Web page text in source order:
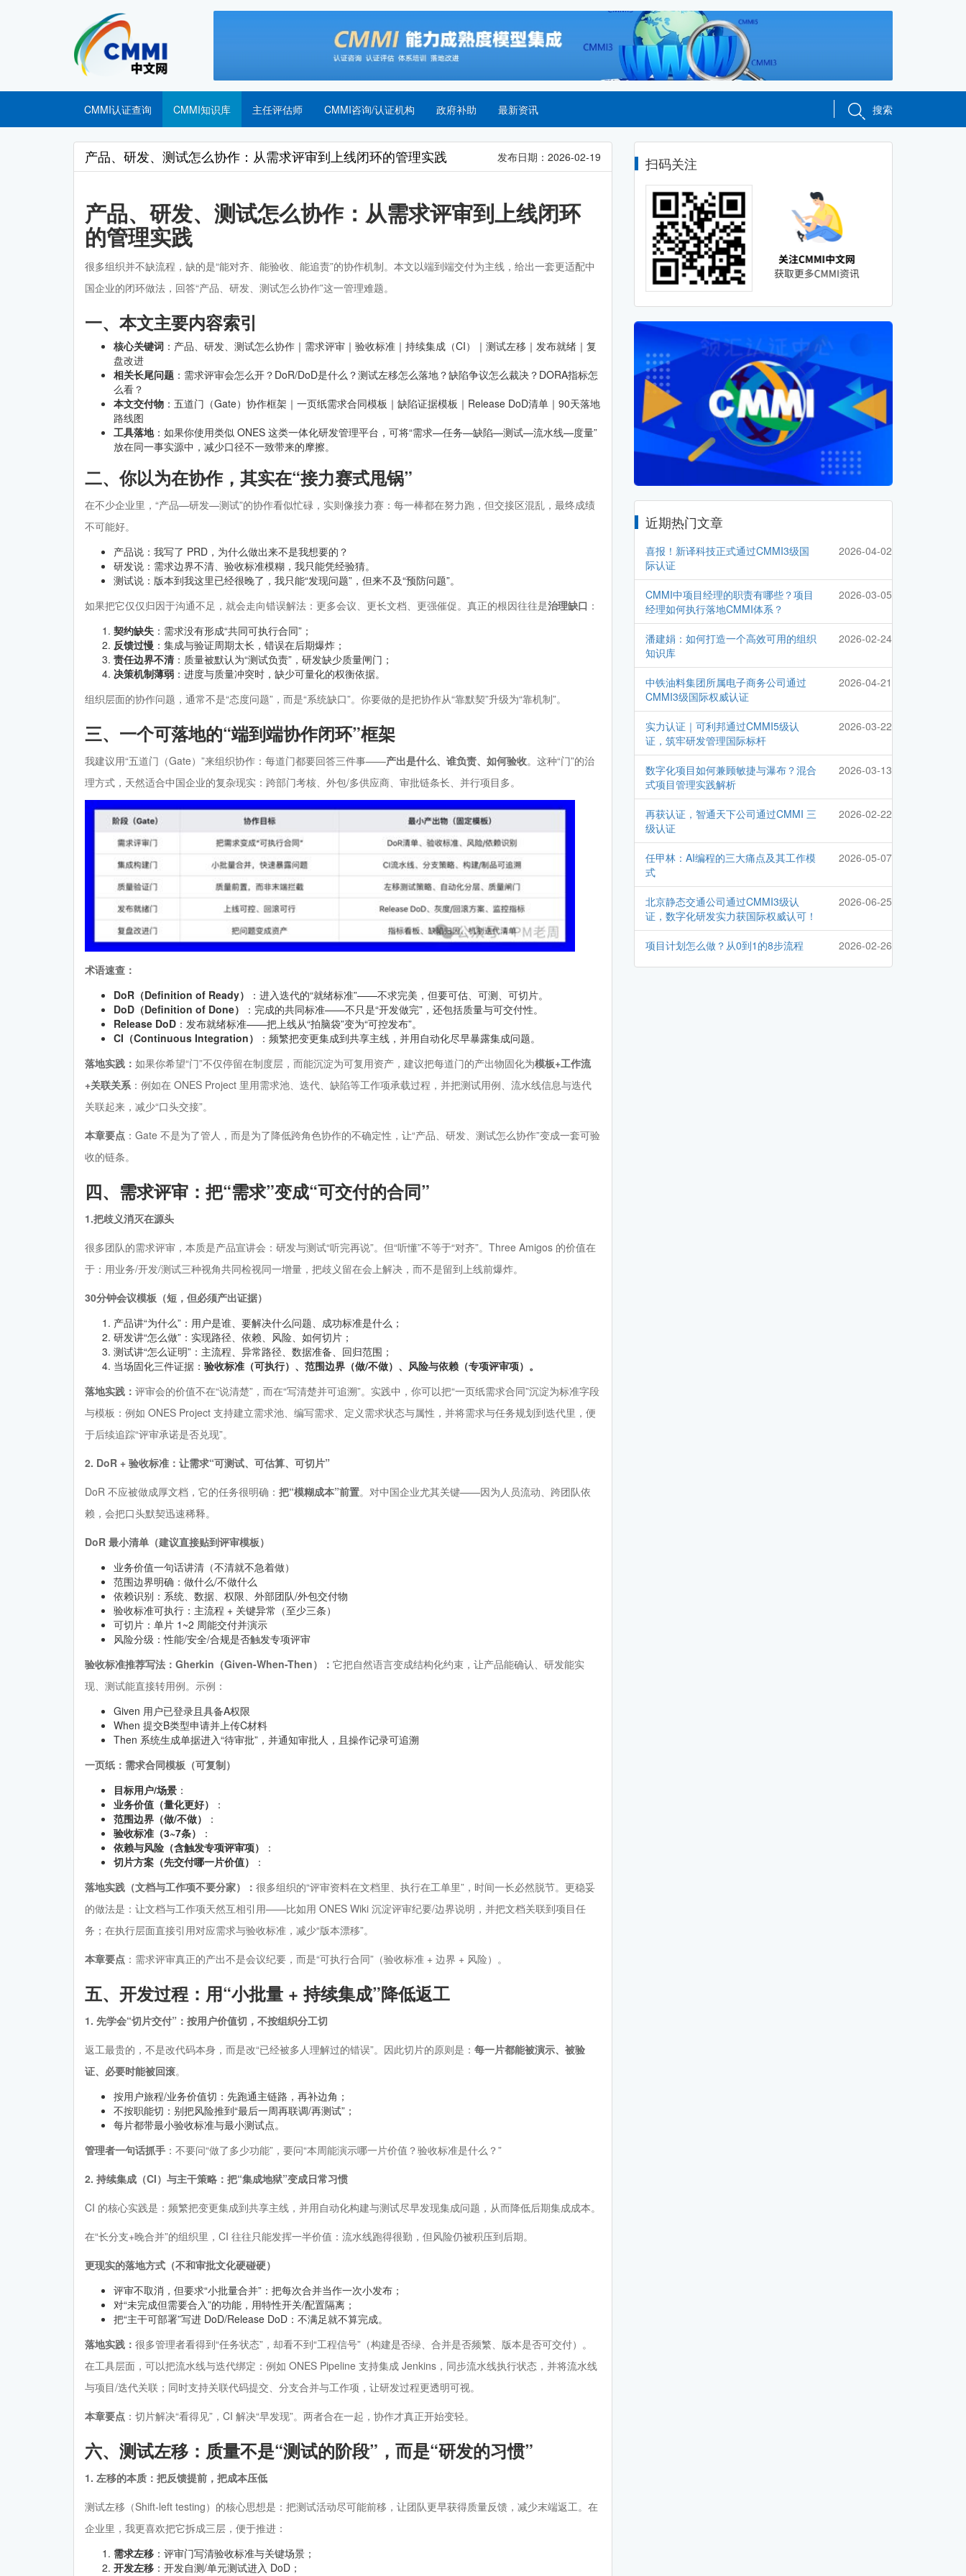
CMMI中文网
CMMI认证查询 CMMI知识库 主任评估师 CMMI咨询/认证机构 政府补助 最新资讯 搜索
产品、研发、测试怎么协作：从需求评审到上线闭环的管理实践 发布日期：2026-02-19
产品、研发、测试怎么协作：从需求评审到上线闭环
的管理实践
很多组织并不缺流程，缺的是“能对齐、能验收、能追责”的协作机制。本文以端到端交付为主线，给出一套更适配中
国企业的闭环做法，回答“产品、研发、测试怎么协作”这一管理难题。
一、本文主要内容索引
核心关键词 ：产品、研发、测试怎么协作｜需求评审｜验收标准｜持续集成（CI）｜测试左移｜发布就绪｜复
盘改进
相关长尾问题 ：需求评审会怎么开？DoR/DoD是什么？测试左移怎么落地？缺陷争议怎么裁决？DORA指标怎
么看？
本文交付物 ：五道门（Gate）协作框架｜一页纸需求合同模板｜缺陷证据模板｜Release DoD清单｜90天落地
路线图
工具落地：如果你使用类似 ONES 这类一体化研发管理平台，可将“需求—任务—缺陷—测试—流水线—度量”
放在同一事实源中，减少口径不一致带来的摩擦。
二、你以为在协作，其实在“接力赛式甩锅”
在不少企业里，“产品—研发—测试”的协作看似忙碌，实则像接力赛：每一棒都在努力跑，但交接区混乱，最终成绩
不可能好。
产品说：我写了 PRD，为什么做出来不是我想要的？
研发说：需求边界不清、验收标准模糊，我只能凭经验猜。
测试说：版本到我这里已经很晚了，我只能“发现问题”，但来不及“预防问题”。
如果把它仅仅归因于沟通不足，就会走向错误解法：更多会议、更长文档、更强催促。真正的根因往往是治理缺口 ：
契约缺失 ：需求没有形成“共同可执行合同”；
反馈过慢 ：集成与验证周期太长，错误在后期爆炸；
责任边界不清 ：质量被默认为“测试负责”，研发缺少质量闸门；
决策机制薄弱 ：进度与质量冲突时，缺少可量化的权衡依据。
组织层面的协作问题，通常不是“态度问题”，而是“系统缺口”。你要做的是把协作从“靠默契”升级为“靠机制”。
三、一个可落地的“端到端协作闭环”框架
我建议用“五道门（Gate）”来组织协作：每道门都要回答三件事——产出是什么、谁负责、如何验收。这种“门”的治
理方式，天然适合中国企业的复杂现实：跨部门考核、外包/多供应商、审批链条长、并行项目多。
术语速查：
DoR（Definition of Ready）
：进入迭代的“就绪标准”——不求完美，但要可估、可测、可切片。
DoD（Definition of Done）
：完成的共同标准——不只是“开发做完”，还包括质量与可交付性。
Release DoD ：发布就绪标准——把上线从“拍脑袋”变为“可控发布”。
CI（Continuous Integration）
：频繁把变更集成到共享主线，并用自动化尽早暴露集成问题。
落地实践： 如果你希望“门”不仅停留在制度层，而能沉淀为可复用资产，建议把每道门的产出物固化为模板+工作流
+关联关系 ：例如在 ONES Project 里用需求池、迭代、缺陷等工作项承载过程，并把测试用例、流水线信息与迭代
关联起来，减少“口头交接”。
本章要点 ：Gate 不是为了管人，而是为了降低跨角色协作的不确定性，让“产品、研发、测试怎么协作”变成一套可验
收的链条。
四、需求评审：把“需求”变成“可交付的合同”
1.把歧义消灭在源头
很多团队的需求评审，本质是产品宣讲会：研发与测试“听完再说”。但“听懂”不等于“对齐”。Three Amigos 的价值在
于：用业务/开发/测试三种视角共同检视同一增量，把歧义留在会上解决，而不是留到上线前爆炸。
30分钟会议模板（短，但必须产出证据）
产品讲“为什么”：用户是谁、要解决什么问题、成功标准是什么；
研发讲“怎么做”：实现路径、依赖、风险、如何切片；
测试讲“怎么证明”：主流程、异常路径、数据准备、回归范围；
当场固化三件证据： 验收标准（可执行）、范围边界（做/不做）、风险与依赖（专项评审项）。
落地实践： 评审会的价值不在“说清楚”，而在“写清楚并可追溯”。实践中，你可以把“一页纸需求合同”沉淀为标准字段
与模板：例如 ONES Project 支持建立需求池、编写需求、定义需求状态与属性，并将需求与任务规划到迭代里，便
于后续追踪“评审承诺是否兑现”。
2. DoR + 验收标准：让需求“可测试、可估算、可切片”
DoR 不应被做成厚文档，它的任务很明确： 把“模糊成本”前置。对中国企业尤其关键——因为人员流动、跨团队依
赖，会把口头默契迅速稀释。
DoR 最小清单（建议直接贴到评审模板）
业务价值一句话讲清（不清就不急着做）
范围边界明确：做什么/不做什么
依赖识别：系统、数据、权限、外部团队/外包交付物
验收标准可执行：主流程 + 关键异常（至少三条）
可切片：单片 1~2 周能交付并演示
风险分级：性能/安全/合规是否触发专项评审
验收标准推荐写法：Gherkin（Given-When-Then）： 它把自然语言变成结构化约束，让产品能确认、研发能实
现、测试能直接转用例。示例：
Given 用户已登录且具备A权限
When 提交B类型申请并上传C材料
Then 系统生成单据进入“待审批”，并通知审批人，且操作记录可追溯
一页纸：需求合同模板（可复制）
目标用户/场景 ：
业务价值（量化更好）
：
范围边界（做/不做）
：
验收标准（3~7条）
：
依赖与风险（含触发专项评审项）
：
切片方案（先交付哪一片价值）
：
落地实践（文档与工作项不要分家）： 很多组织的“评审资料在文档里、执行在工单里”，时间一长必然脱节。更稳妥
的做法是：让文档与工作项天然互相引用——比如用 ONES Wiki 沉淀评审纪要/边界说明，并把文档关联到项目任
务；在执行层面直接引用对应需求与验收标准，减少“版本漂移”。
本章要点 ：需求评审真正的产出不是会议纪要，而是“可执行合同”（验收标准 + 边界 + 风险）。
五、开发过程：用“小批量 + 持续集成”降低返工
1. 先学会“切片交付”：按用户价值切，不按组织分工切
返工最贵的，不是改代码本身，而是改“已经被多人理解过的错误”。因此切片的原则是： 每一片都能被演示、被验
证、必要时能被回滚。
按用户旅程/业务价值切：先跑通主链路，再补边角；
不按职能切：别把风险推到“最后一周再联调/再测试”；
每片都带最小验收标准与最小测试点。
管理者一句话抓手 ：不要问“做了多少功能”，要问“本周能演示哪一片价值？验收标准是什么？”
2. 持续集成（CI）与主干策略：把“集成地狱”变成日常习惯
CI 的核心实践是：频繁把变更集成到共享主线，并用自动化构建与测试尽早发现集成问题，从而降低后期集成成本。
在“长分支+晚合并”的组织里，CI 往往只能发挥一半价值：流水线跑得很勤，但风险仍被积压到后期。
更现实的落地方式（不和审批文化硬碰硬）
评审不取消，但要求“小批量合并”：把每次合并当作一次小发布；
对“未完成但需要合入”的功能，用特性开关/配置隔离；
把“主干可部署”写进 DoD/Release DoD：不满足就不算完成。
落地实践： 很多管理者看得到“任务状态”，却看不到“工程信号”（构建是否绿、合并是否频繁、版本是否可交付）。
在工具层面，可以把流水线与迭代绑定：例如 ONES Pipeline 支持集成 Jenkins，同步流水线执行状态，并将流水线
与项目/迭代关联；同时支持关联代码提交、分支合并与工作项，让研发过程更透明可视。
本章要点 ：切片解决“看得见”，CI 解决“早发现”。两者合在一起，协作才真正开始变轻。
六、测试左移：质量不是“测试的阶段”，而是“研发的习惯”
1. 左移的本质：把反馈提前，把成本压低
测试左移（Shift-left testing）的核心思想是：把测试活动尽可能前移，让团队更早获得质量反馈，减少末端返工。在
企业里，我更喜欢把它拆成三层，便于推进：
需求左移 ：评审门写清验收标准与关键场景；
开发左移 ：开发自测/单元测试进入 DoD；
扫码关注
近期热门文章
喜报！新译科技正式通过CMMI3级国
际认证
2026-04-02
CMMI中项目经理的职责有哪些？项目
经理如何执行落地CMMI体系？
2026-03-05
潘建娟：如何打造一个高效可用的组织
知识库
2026-02-24
中铁油料集团所属电子商务公司通过
CMMI3级国际权威认证
2026-04-21
实力认证｜可利邦通过CMMI5级认
证，筑牢研发管理国际标杆
2026-03-22
数字化项目如何兼顾敏捷与瀑布？混合
式项目管理实践解析
2026-03-13
再获认证，智通天下公司通过CMMI 三
级认证
2026-02-22
任甲林：AI编程的三大痛点及其工作模
式
2026-05-07
北京静态交通公司通过CMMI3级认
证，数字化研发实力获国际权威认可！
2026-06-25
项目计划怎么做？从0到1的8步流程 2026-02-26